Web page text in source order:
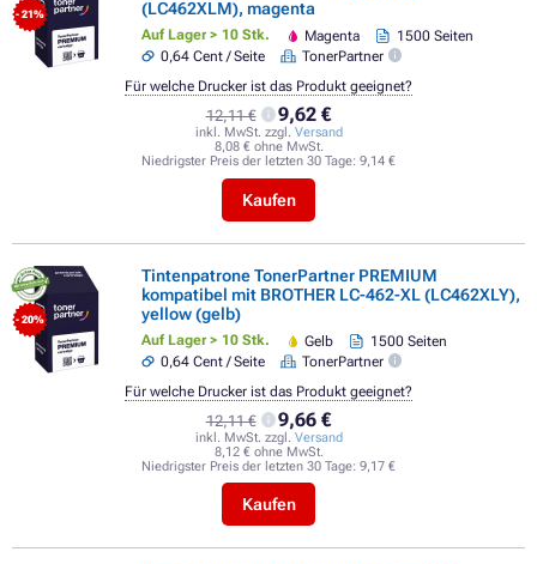
- 21%
(LC462XLM), magenta
Auf Lager > 10 Stk. Magenta
1500 Seiten
0,64 Cent / Seite
TonerPartner
12,11 € 9,62 €
inkl. MwSt. zzgl. Versand
8,08 € ohne MwSt.
Niedrigster Preis der letzten 30 Tage: 9,14 €
Kaufen
Für welche Drucker ist das Produkt geeignet?
- 20%
Tintenpatrone TonerPartner PREMIUM
kompatibel mit BROTHER LC-462-XL (LC462XLY),
yellow (gelb)
Auf Lager > 10 Stk. Gelb
1500 Seiten
0,64 Cent / Seite
TonerPartner
12,11 € 9,66 €
inkl. MwSt. zzgl. Versand
8,12 € ohne MwSt.
Niedrigster Preis der letzten 30 Tage: 9,17 €
Kaufen
Für welche Drucker ist das Produkt geeignet?